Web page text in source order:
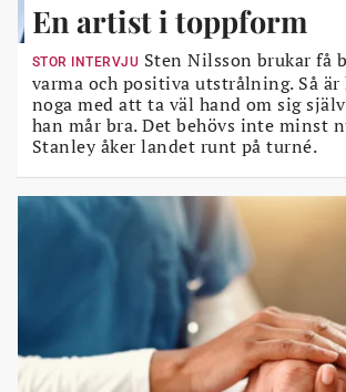
En artist i toppform
STOR INTERVJU Sten Nilsson brukar få
varma och positiva utstrålning. Så är
noga med att ta väl hand om sig
han mår bra. Det behövs inte minst
Stanley åker landet runt på turné.